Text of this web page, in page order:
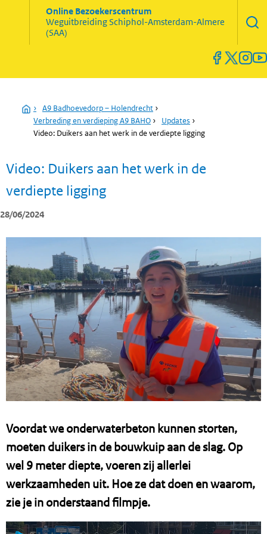
Online Bezoekerscentrum
WeguitbreidingSchiphol-Amsterdam-Almere
(SAA)
Home
› A9 Badhoevedorp – Holendrecht ›
Verbreding en verdieping A9 BAHO › Updates ›
Video: Duikers aan het werk in de verdiepte ligging
Video: Duikers aan het werk in de
verdiepte ligging
28/06/2024
Voordat we onderwaterbeton kunnen storten,
moeten duikers in de bouwkuip aan de slag. Op
wel 9 meter diepte, voeren zij allerlei
werkzaamheden uit. Hoe ze dat doen en waarom,
zie je in onderstaand filmpje.